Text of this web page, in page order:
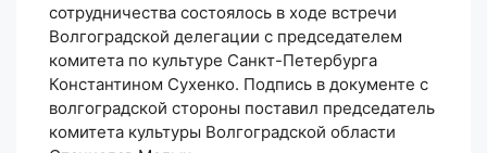
сотрудничества состоялось в ходе встречи
Волгоградской делегации с председателем
комитета по культуре Санкт-Петербурга
Константином Сухенко. Подпись в документе с
волгоградской стороны поставил председатель
комитета культуры Волгоградской области